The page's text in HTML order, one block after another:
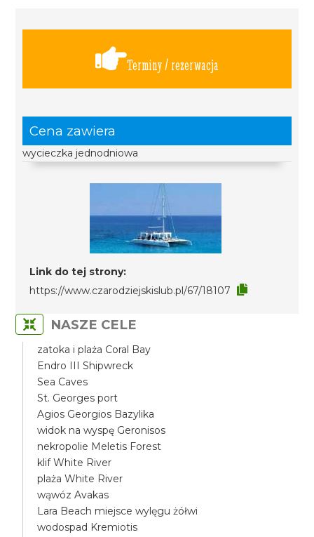
Terminy / rezerwacja
Cena zawiera
wycieczka jednodniowa
Link do tej strony:
https://www.czarodziejskislub.pl/67/18107
NASZE CELE
zatoka i plaża Coral Bay
Endro III Shipwreck
Sea Caves
St. Georges port
Agios Georgios Bazylika
widok na wyspę Geronisos
nekropolie Meletis Forest
klif White River
plaża White River
wąwóz Avakas
Lara Beach miejsce wylęgu żółwi
wodospad Kremiotis